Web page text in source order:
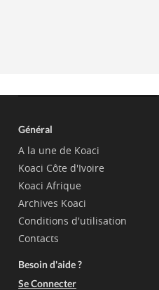
Général
A la une de Koaci
Koaci Côte d'Ivoire
Koaci Afrique
Archives Koaci
Conditions d'utilisation
Contacts
Besoin d'aide ?
Se Connecter